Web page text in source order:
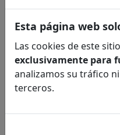
De peus a terra
Font, Francesc
Alimentación /
ecología / salud
Ciencias
biológicas /
Esta página web
Las cookies de este
exclusivamente para
analizamos su tráfico
terceros.